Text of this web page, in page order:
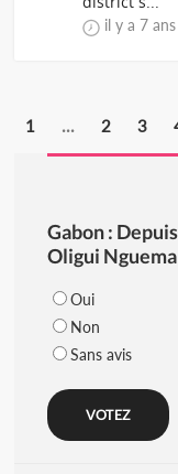
il y a 7 ans
1 ... 2 3
Gabon :
Oligui
Oui
Non
Sans avis